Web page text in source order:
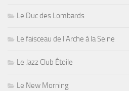
Le Duc des Lombards
Le faisceau de l'Arche à la Seine
Le Jazz Club Étoile
Le New Morning